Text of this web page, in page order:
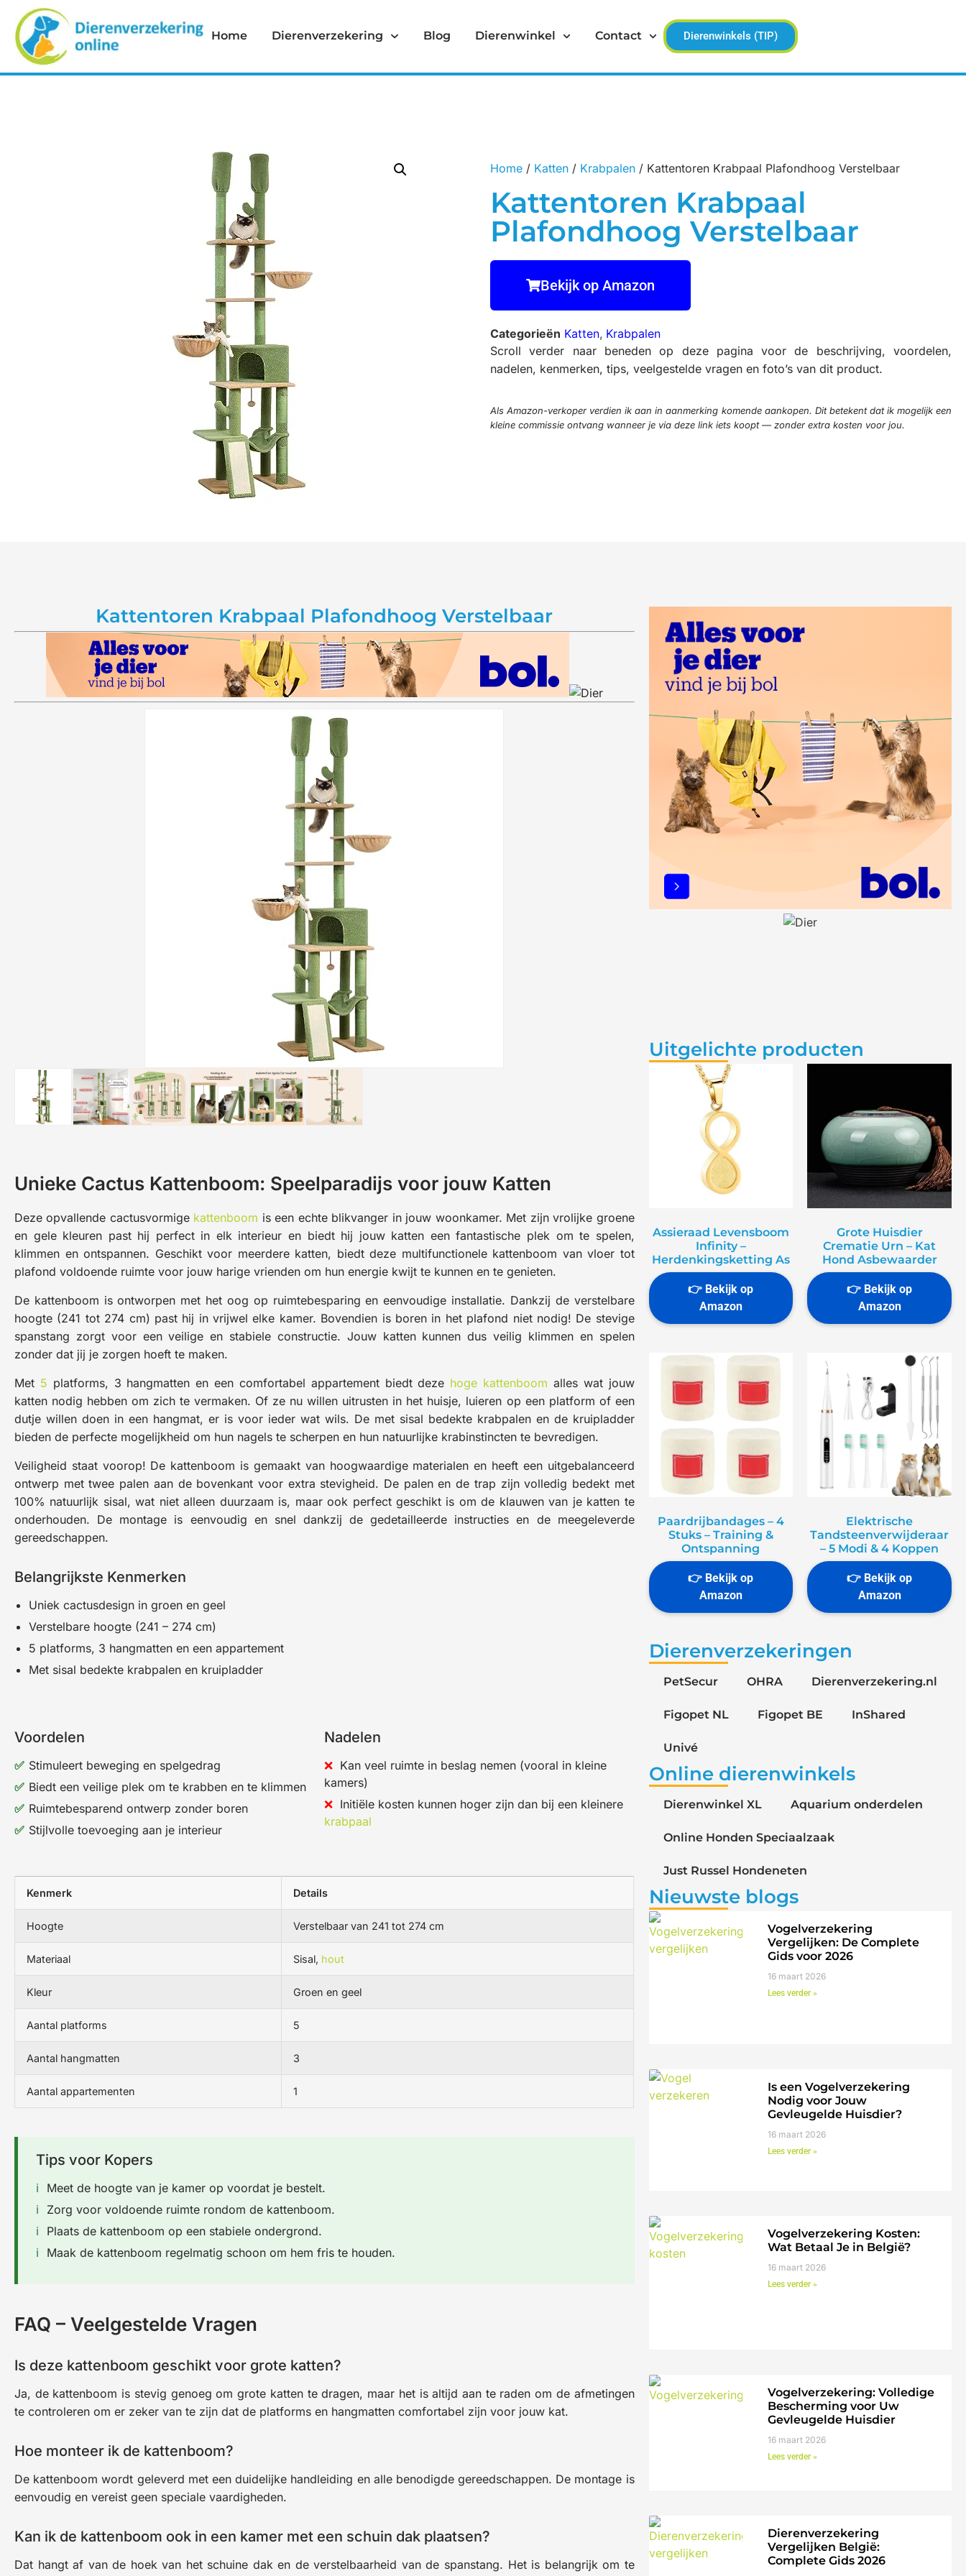
Home Dierenverzekering Blog Dierenwinkel Contact Dierenwinkels (TIP)
Home / Katten / Krabpalen / Kattentoren Krabpaal Plafondhoog Verstelbaar
Kattentoren Krabpaal
Plafondhoog Verstelbaar
Bekijk op Amazon
Categorieën Katten, Krabpalen
Scroll verder naar beneden op deze pagina voor de beschrijving, voordelen,
nadelen, kenmerken, tips, veelgestelde vragen en foto’s van dit product.
Als Amazon-verkoper verdien ik aan in aanmerking komende aankopen. Dit betekent dat ik mogelijk een
kleine commissie ontvang wanneer je via deze link iets koopt — zonder extra kosten voor jou.
Kattentoren Krabpaal Plafondhoog Verstelbaar
Unieke Cactus Kattenboom: Speelparadijs voor jouw Katten
Deze opvallende cactusvormige kattenboom is een echte blikvanger in jouw woonkamer. Met zijn vrolijke groene
en gele kleuren past hij perfect in elk interieur en biedt hij jouw katten een fantastische plek om te spelen,
klimmen en ontspannen. Geschikt voor meerdere katten, biedt deze multifunctionele kattenboom van vloer tot
plafond voldoende ruimte voor jouw harige vrienden om hun energie kwijt te kunnen en te genieten.
De kattenboom is ontworpen met het oog op ruimtebesparing en eenvoudige installatie. Dankzij de verstelbare
hoogte (241 tot 274 cm) past hij in vrijwel elke kamer. Bovendien is boren in het plafond niet nodig! De stevige
spanstang zorgt voor een veilige en stabiele constructie. Jouw katten kunnen dus veilig klimmen en spelen
zonder dat jij je zorgen hoeft te maken.
Met 5 platforms, 3 hangmatten en een comfortabel appartement biedt deze hoge kattenboom alles wat jouw
katten nodig hebben om zich te vermaken. Of ze nu willen uitrusten in het huisje, luieren op een platform of een
dutje willen doen in een hangmat, er is voor ieder wat wils. De met sisal bedekte krabpalen en de kruipladder
bieden de perfecte mogelijkheid om hun nagels te scherpen en hun natuurlijke krabinstincten te bevredigen.
Veiligheid staat voorop! De kattenboom is gemaakt van hoogwaardige materialen en heeft een uitgebalanceerd
ontwerp met twee palen aan de bovenkant voor extra stevigheid. De palen en de trap zijn volledig bedekt met
100% natuurlijk sisal, wat niet alleen duurzaam is, maar ook perfect geschikt is om de klauwen van je katten te
onderhouden. De montage is eenvoudig en snel dankzij de gedetailleerde instructies en de meegeleverde
gereedschappen.
Belangrijkste Kenmerken
Uniek cactusdesign in groen en geel
Verstelbare hoogte (241 – 274 cm)
5 platforms, 3 hangmatten en een appartement
Met sisal bedekte krabpalen en kruipladder
Voordelen
Stimuleert beweging en spelgedrag
Biedt een veilige plek om te krabben en te klimmen
Ruimtebesparend ontwerp zonder boren
Stijlvolle toevoeging aan je interieur
Nadelen
Kan veel ruimte in beslag nemen (vooral in kleine
kamers)
Initiële kosten kunnen hoger zijn dan bij een kleinere
krabpaal
Kenmerk Details
Hoogte Verstelbaar van 241 tot 274 cm
Materiaal Sisal, hout
Kleur Groen en geel
Aantal platforms 5
Aantal hangmatten 3
Aantal appartementen 1
Tips voor Kopers
Meet de hoogte van je kamer op voordat je bestelt.
Zorg voor voldoende ruimte rondom de kattenboom.
Plaats de kattenboom op een stabiele ondergrond.
Maak de kattenboom regelmatig schoon om hem fris te houden.
FAQ – Veelgestelde Vragen
Is deze kattenboom geschikt voor grote katten?
Ja, de kattenboom is stevig genoeg om grote katten te dragen, maar het is altijd aan te raden om de afmetingen
te controleren om er zeker van te zijn dat de platforms en hangmatten comfortabel zijn voor jouw kat.
Hoe monteer ik de kattenboom?
De kattenboom wordt geleverd met een duidelijke handleiding en alle benodigde gereedschappen. De montage is
eenvoudig en vereist geen speciale vaardigheden.
Kan ik de kattenboom ook in een kamer met een schuin dak plaatsen?
Dat hangt af van de hoek van het schuine dak en de verstelbaarheid van de spanstang. Het is belangrijk om te
Uitgelichte producten
Assieraad Levensboom
Infinity –
Herdenkingsketting As
Grote Huisdier
Crematie Urn – Kat
Hond Asbewaarder
Paardrijbandages – 4
Stuks – Training &
Ontspanning
Elektrische
Tandsteenverwijderaar
– 5 Modi & 4 Koppen
Dierenverzekeringen
PetSecur OHRA Dierenverzekering.nl
Figopet NL Figopet BE InShared
Univé
Online dierenwinkels
Dierenwinkel XL Aquarium onderdelen
Online Honden Speciaalzaak
Just Russel Hondeneten
Nieuwste blogs
Vogelverzekering
Vergelijken: De Complete
Gids voor 2026
16 maart 2026
Lees verder »
Is een Vogelverzekering
Nodig voor Jouw
Gevleugelde Huisdier?
16 maart 2026
Lees verder »
Vogelverzekering Kosten:
Wat Betaal Je in België?
16 maart 2026
Lees verder »
Vogelverzekering: Volledige
Bescherming voor Uw
Gevleugelde Huisdier
16 maart 2026
Lees verder »
Dierenverzekering
Vergelijken België:
Complete Gids 2026